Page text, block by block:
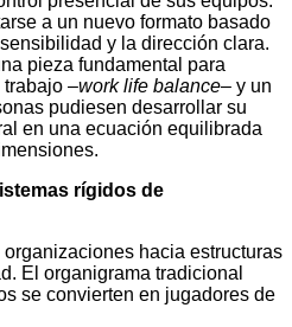
a un nuevo formato basado
y la dirección clara.
pieza fundamental para
trabajo –work life balance– y un
pudiesen desarrollar su
en una ecuación equilibrada
rígidos de
hacia estructuras
El organigrama tradicional
se convierten en jugadores de